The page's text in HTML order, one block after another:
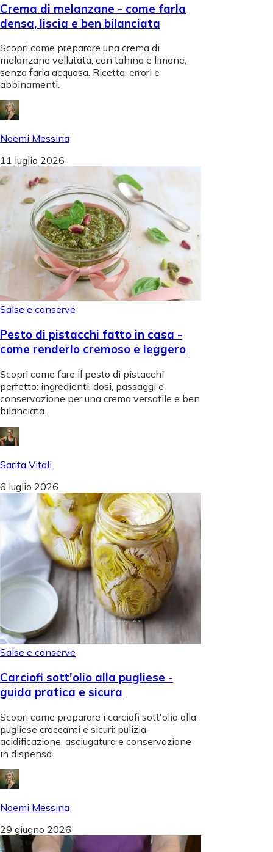
Crema di melanzane - come farla
densa, liscia e ben bilanciata
Scopri come preparare una crema di
melanzane vellutata, con tahina e limone,
senza farla acquosa. Ricetta, errori e
abbinamenti.
Noemi Messina
11 luglio 2026
Salse e conserve
Pesto di pistacchi fatto in casa -
come renderlo cremoso e leggero
Scopri come fare il pesto di pistacchi
perfetto: ingredienti, dosi, passaggi e
conservazione per una crema versatile e ben
bilanciata.
Sarita Vitali
6 luglio 2026
Salse e conserve
Carciofi sott'olio alla pugliese -
guida pratica e sicura
Scopri come preparare i carciofi sott'olio alla
pugliese croccanti e sicuri: pulizia,
acidificazione, asciugatura e conservazione
in dispensa.
Noemi Messina
29 giugno 2026